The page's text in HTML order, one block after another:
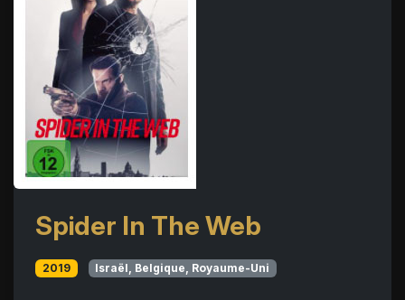
Spider In The Web
2019 Israël, Belgique, Royaume-Uni